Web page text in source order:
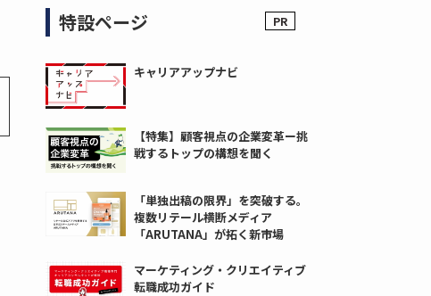
特設ページ
キャリアアップナビ
【特集】顧客視点の企業変革ー挑
戦するトップの構想を聞く
「単独出稿の限界」を突破する。
複数リテール横断メディア
「ARUTANA」が拓く新市場
マーケティング・クリエイティブ
転職成功ガイド